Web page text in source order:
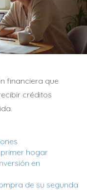
financiera que
créditos
primer hogar
en
de su segunda